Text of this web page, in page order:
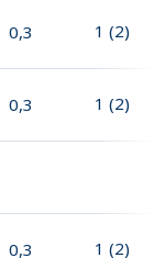
0,3 1 (2)
0,3 1 (2)
0,3 1 (2)